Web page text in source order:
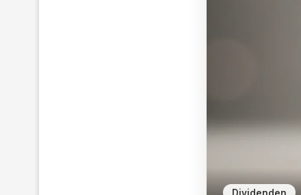
Dividenden